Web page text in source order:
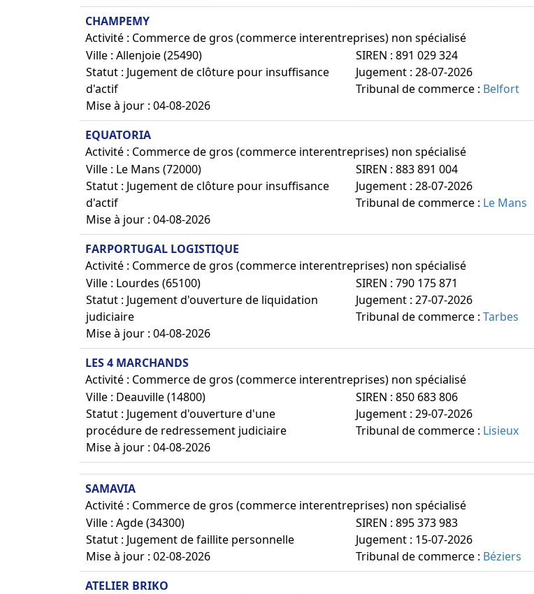
CHAMPEMY
Activité : Commerce de gros (commerce interentreprises) non spécialisé
Ville : Allenjoie (25490)
Statut : Jugement de clôture pour insuffisance
d'actif
Mise à jour : 04-08-2026
SIREN : 891 029 324
Jugement : 28-07-2026
Tribunal de commerce : Belfort
EQUATORIA
Activité : Commerce de gros (commerce interentreprises) non spécialisé
Ville : Le Mans (72000)
Statut : Jugement de clôture pour insuffisance
d'actif
Mise à jour : 04-08-2026
SIREN : 883 891 004
Jugement : 28-07-2026
Tribunal de commerce : Le Mans
FARPORTUGAL LOGISTIQUE
Activité : Commerce de gros (commerce interentreprises) non spécialisé
Ville : Lourdes (65100)
Statut : Jugement d'ouverture de liquidation
judiciaire
Mise à jour : 04-08-2026
SIREN : 790 175 871
Jugement : 27-07-2026
Tribunal de commerce : Tarbes
LES 4 MARCHANDS
Activité : Commerce de gros (commerce interentreprises) non spécialisé
Ville : Deauville (14800)
Statut : Jugement d'ouverture d'une
procédure de redressement judiciaire
Mise à jour : 04-08-2026
SIREN : 850 683 806
Jugement : 29-07-2026
Tribunal de commerce : Lisieux
SAMAVIA
Activité : Commerce de gros (commerce interentreprises) non spécialisé
Ville : Agde (34300)
Statut : Jugement de faillite personnelle
Mise à jour : 02-08-2026
SIREN : 895 373 983
Jugement : 15-07-2026
Tribunal de commerce : Béziers
ATELIER BRIKO